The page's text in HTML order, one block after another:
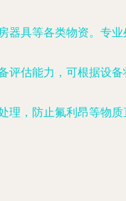
器具等各类物资。专
评估能力，可根据设
理，防止氟利昂等物